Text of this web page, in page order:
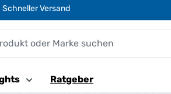
Schneller Versand
Ratgeber